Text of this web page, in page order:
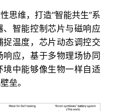
思维，打造“智能共生”系
智能控制芯片与磁响应
温度，芯片动态调控交
应，基于多物理场协同
中能够像生物一样自适
垒。